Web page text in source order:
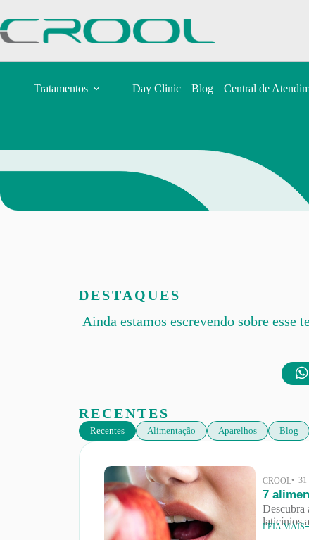
Tratamentos Day Clinic Blog Central de
DESTAQUES
Ainda estamos escrevendo sobre esse
RECENTES
Alimentação Aparelhos Blog
Recentes
CROOL• 31
7
Descubra
laticínios
LEIA MAIS